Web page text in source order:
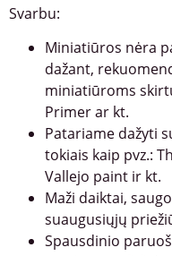
Svarbu:
Miniatiūros nėra
dažant,
miniatiūroms
Primer ar kt.
Patariame dažyti
tokiais kaip pvz.:
Vallejo paint ir kt.
Maži daiktai,
suaugusiųjų
Spausdinio